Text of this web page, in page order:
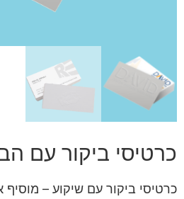
כרטיסי ביקור עם
כרטיסי ביקור עם שיקוע –